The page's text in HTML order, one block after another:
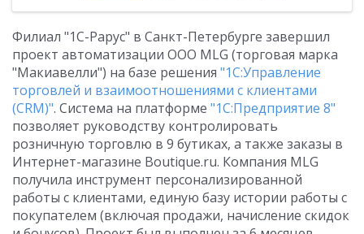
Филиал "1С-Рарус" в Санкт-Петербурге завершил
проект автоматизации ООО MLG (торговая марка
"Макиавелли") на базе решения "1С:Управление
торговлей и взаимоотношениями с клиентами
(CRM)". Система на платформе "1С:Предприятие 8"
позволяет руководству контролировать
розничную торговлю в 9 бутиках, а также заказы в
Интернет-магазине Boutique.ru. Компания MLG
получила инструмент персонализированной
работы с клиентами, единую базу истории работы с
покупателем (включая продажи, начисление скидок